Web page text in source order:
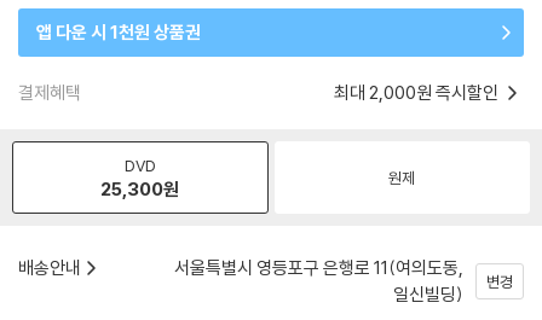
앱 다운 시 1천원 상품권
결제혜택 최대 2,000원 즉시할인
DVD
25,300원 원제
배송안내
서울특별시 영등포구 은행로 11(여의도동,
일신빌딩)
변경